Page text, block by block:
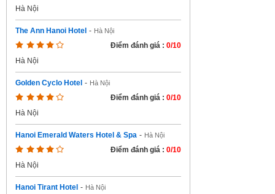
Hà Nội
The Ann Hanoi Hotel - Hà Nội
Điểm đánh giá : 0/10
Hà Nội
Golden Cyclo Hotel - Hà Nội
Điểm đánh giá : 0/10
Hà Nội
Hanoi Emerald Waters Hotel & Spa - Hà Nội
Điểm đánh giá : 0/10
Hà Nội
Hanoi Tirant Hotel - Hà Nội